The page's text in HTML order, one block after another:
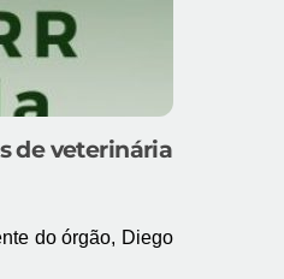
de veterinária
do órgão, Diego